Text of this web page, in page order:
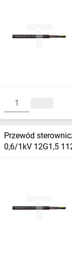
Przewód
0,6/1kV 12G1,5